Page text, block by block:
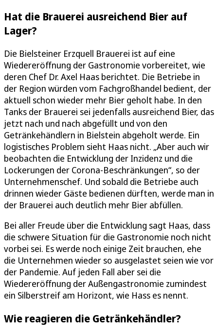
Hat die Brauerei ausreichend Bier auf
Lager?
Die Bielsteiner Erzquell Brauerei ist auf eine
Wiedereröffnung der Gastronomie vorbereitet, wie
deren Chef Dr. Axel Haas berichtet. Die Betriebe in
der Region würden vom Fachgroßhandel bedient, der
aktuell schon wieder mehr Bier geholt habe. In den
Tanks der Brauerei sei jedenfalls ausreichend Bier, das
jetzt nach und nach abgefüllt und von den
Getränkehändlern in Bielstein abgeholt werde. Ein
logistisches Problem sieht Haas nicht. „Aber auch wir
beobachten die Entwicklung der Inzidenz und die
Lockerungen der Corona-Beschränkungen“, so der
Unternehmenschef. Und sobald die Betriebe auch
drinnen wieder Gäste bedienen dürften, werde man in
der Brauerei auch deutlich mehr Bier abfüllen.
Bei aller Freude über die Entwicklung sagt Haas, dass
die schwere Situation für die Gastronomie noch nicht
vorbei sei. Es werde noch einige Zeit brauchen, ehe
die Unternehmen wieder so ausgelastet seien wie vor
der Pandemie. Auf jeden Fall aber sei die
Wiedereröffnung der Außengastronomie zumindest
ein Silberstreif am Horizont, wie Hass es nennt.
Wie reagieren die Getränkehändler?